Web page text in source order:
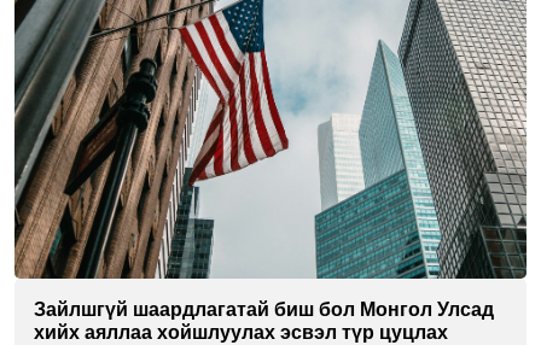
Зайлшгүй шаардлагатай биш бол Монгол Улсад
хийх аяллаа хойшлуулах эсвэл түр цуцлах